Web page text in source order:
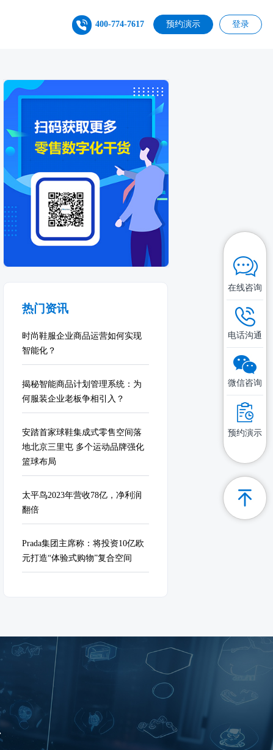
400-774-7617 预约演示 登录
热门资讯
时尚鞋服企业商品运营如何实现
智能化？
揭秘智能商品计划管理系统：为
何服装企业老板争相引入？
安踏首家球鞋集成式零售空间落
地北京三里屯 多个运动品牌强化
篮球布局
太平鸟2023年营收78亿，净利润
翻倍
Prada集团主席称：将投资10亿欧
元打造“体验式购物”复合空间
在线咨询
电话沟通
微信咨询
预约演示